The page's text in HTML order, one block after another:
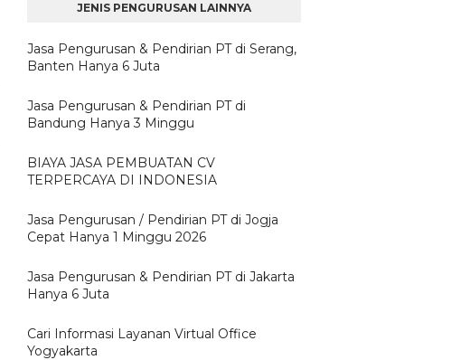
JENIS PENGURUSAN LAINNYA
Jasa Pengurusan & Pendirian PT di Serang,
Banten Hanya 6 Juta
Jasa Pengurusan & Pendirian PT di
Bandung Hanya 3 Minggu
BIAYA JASA PEMBUATAN CV
TERPERCAYA DI INDONESIA
Jasa Pengurusan / Pendirian PT di Jogja
Cepat Hanya 1 Minggu 2026
Jasa Pengurusan & Pendirian PT di Jakarta
Hanya 6 Juta
Cari Informasi Layanan Virtual Office
Yogyakarta